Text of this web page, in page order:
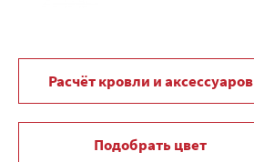
Расчёт кровли и аксессуаров
Подобрать цвет